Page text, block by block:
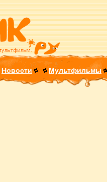
Новости Мультфильмы